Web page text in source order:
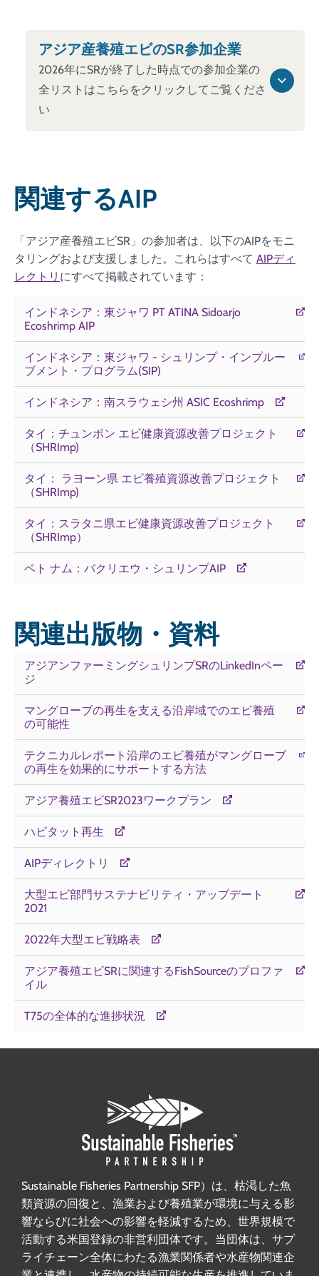
アジア産養殖エビのSR参加企業
2026年にSRが終了した時点での参加企業の
全リストはこちらをクリックしてご覧くださ
い
関連するAIP
「アジア産養殖エビSR」の参加者は、以下のAIPをモニ
タリングおよび支援しました。これらはすべて AIPディ
レクトリ にすべて掲載されています：
インドネシア：東ジャワ PT ATINA Sidoarjo
Ecoshrimp AIP
インドネシア：東ジャワ - シュリンプ・インプルー
ブメント・プログラム(SIP)
インドネシア：南スラウェシ州 ASIC Ecoshrimp
タイ：チュンポン エビ健康資源改善プロジェクト
（SHRImp)
タイ： ラヨーン県 エビ養殖資源改善プロジェクト
（SHRImp)
タイ：スラタニ県エビ健康資源改善プロジェクト
（SHRImp）
ベト ナム：バクリエウ・シュリンプAIP
関連出版物・資料
アジアンファーミングシュリンプSRのLinkedInペー
ジ
マングローブの再生を支える沿岸域でのエビ養殖
の可能性
テクニカルレポート沿岸のエビ養殖がマングローブ
の再生を効果的にサポートする方法
アジア養殖エビSR2023ワークプラン
ハビタット再生
AIPディレクトリ
大型エビ部門サステナビリティ・アップデート
2021
2022年大型エビ戦略表
アジア養殖エビSRに関連するFishSourceのプロファ
イル
T75の全体的な進捗状況
Sustainable Fisheries Partnership SFP）は、枯渇した魚
類資源の回復と、漁業および養殖業が環境に与える影
響ならびに社会への影響を軽減するため、世界規模で
活動する米国登録の非営利団体です。当団体は、サプ
ライチェーン全体にわたる漁業関係者や水産物関連企